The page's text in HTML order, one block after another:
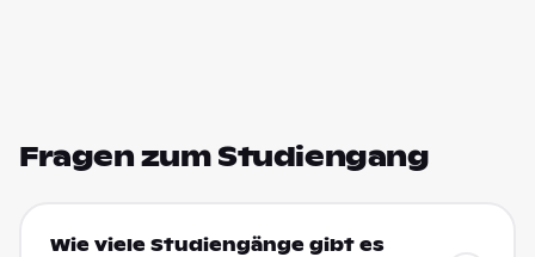
Fragen zum Studiengang
Wie viele Studiengänge gibt es